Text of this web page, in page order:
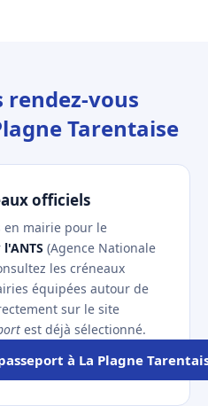
rendez-vous
Tarentaise
officiels
en mairie pour le
l'ANTS (Agence Nationale
les créneaux
équipées autour de
sur le site
est déjà sélectionné.
à La Plagne